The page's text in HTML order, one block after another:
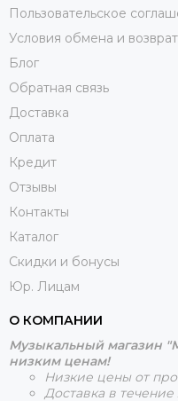
Пользовательское
Условия обмена и
Блог
Обратная связь
Доставка
Оплата
Кредит
Отзывы
Контакты
Каталог
Скидки и бонусы
Юр. Лицам
О КОМПАНИИ
Музыкальный магазин
низким ценам!
Низкие цены от
Доставка в течение